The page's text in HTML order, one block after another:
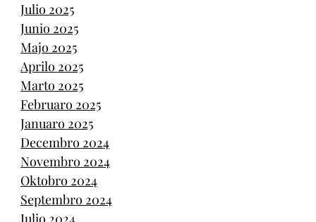
Julio 2025
Junio 2025
Majo 2025
Aprilo 2025
Marto 2025
Februaro 2025
Januaro 2025
Decembro 2024
Novembro 2024
Oktobro 2024
Septembro 2024